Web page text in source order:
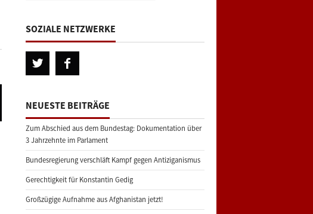
SOZIALE NETZWERKE
NEUESTE BEITRÄGE
Zum Abschied aus dem Bundestag: Dokumentation über
3 Jahrzehnte im Parlament
Bundesregierung verschläft Kampf gegen Antiziganismus
Gerechtigkeit für Konstantin Gedig
Großzügige Aufnahme aus Afghanistan jetzt!